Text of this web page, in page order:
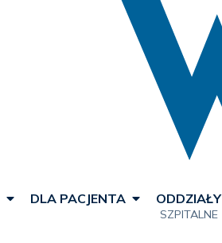
DLA PACJENTA ODDZIAŁY
SZPITALNE